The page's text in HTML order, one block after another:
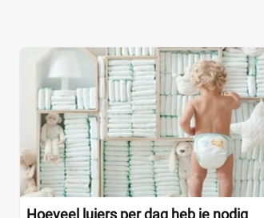
Hoeveel luiers per dag heb je nodig